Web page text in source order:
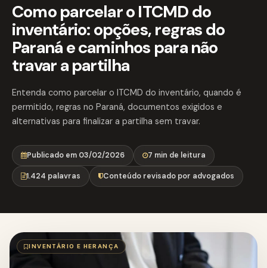
Como parcelar o ITCMD do
inventário: opções, regras do
Paraná e caminhos para não
travar a partilha
Entenda como parcelar o ITCMD do inventário, quando é
permitido, regras no Paraná, documentos exigidos e
alternativas para finalizar a partilha sem travar.
Publicado em 03/02/2026 7 min de leitura
1.424 palavras Conteúdo revisado por advogados
INVENTÁRIO E HERANÇA